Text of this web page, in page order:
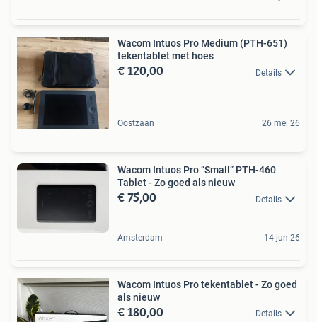
Wacom Intuos Pro Medium (PTH-651)
tekentablet met hoes
€ 120,00 Details
Oostzaan 26 mei 26
Wacom Intuos Pro “Small” PTH-460
Tablet - Zo goed als nieuw
€ 75,00 Details
Amsterdam 14 jun 26
Wacom Intuos Pro tekentablet - Zo goed
als nieuw
€ 180,00 Details